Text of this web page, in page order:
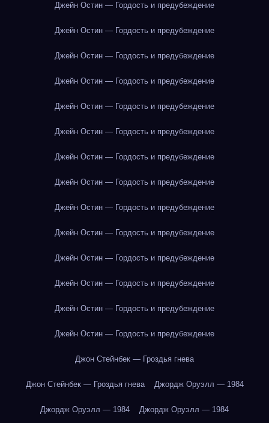
Джейн Остин — Гордость и предубеждение
Джейн Остин — Гордость и предубеждение
Джейн Остин — Гордость и предубеждение
Джейн Остин — Гордость и предубеждение
Джейн Остин — Гордость и предубеждение
Джейн Остин — Гордость и предубеждение
Джейн Остин — Гордость и предубеждение
Джейн Остин — Гордость и предубеждение
Джейн Остин — Гордость и предубеждение
Джейн Остин — Гордость и предубеждение
Джейн Остин — Гордость и предубеждение
Джейн Остин — Гордость и предубеждение
Джейн Остин — Гордость и предубеждение
Джейн Остин — Гордость и предубеждение
Джон Стейнбек — Гроздья гнева
Джон Стейнбек — Гроздья гнева Джордж Оруэлл — 1984
Джордж Оруэлл — 1984 Джордж Оруэлл — 1984